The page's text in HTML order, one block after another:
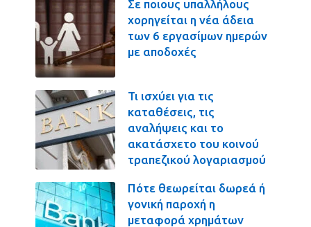
Σε ποιους υπαλλήλους
χορηγείται η νέα άδεια
των 6 εργασίμων ημερών
με αποδοχές
Τι ισχύει για τις
καταθέσεις, τις
αναλήψεις και το
ακατάσχετο του κοινού
τραπεζικού λογαριασμού
Πότε θεωρείται δωρεά ή
γονική παροχή η
μεταφορά χρημάτων